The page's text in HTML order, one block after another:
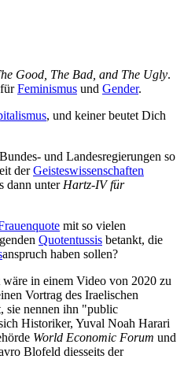
Good, The Bad, and The Ugly.
Feminismus und Gender.
, und keiner beutet Dich
und Landes­regierungen so
derGeisteswissenschaften
dann unter Hartz-IV für
mit so vielen
Quoten­tussis betankt, die
­anspruch haben sollen?
in einem Video von 2020 zu
Vortrag des Iraelischen
sie nennen ihn "public
Historiker, Yuval Noah Harari
World Economic Forum und
Blofeld diesseits der